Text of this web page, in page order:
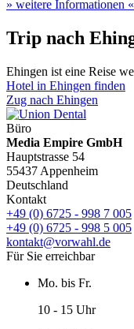
» weitere Informationen «
Trip nach
Ehingen ist eine Reise
Hotel in Ehingen finden
Zug nach Ehingen
Büro
Media Empire GmbH
Hauptstrasse 54
55437 Appenheim
Deutschland
Kontakt
+49 (0) 6725 - 998 7 005
+49 (0) 6725 - 998 5 005
kontakt@vorwahl.de
Für Sie erreichbar
Mo. bis Fr.
10 - 15 Uhr